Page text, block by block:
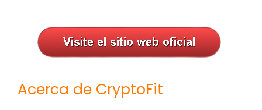
Acerca de CryptoFit